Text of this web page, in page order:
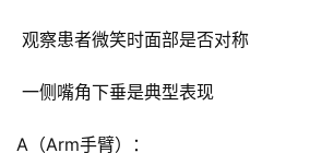
观察患者微笑时面部是否对称
一侧嘴角下垂是典型表现
A（Arm手臂）：